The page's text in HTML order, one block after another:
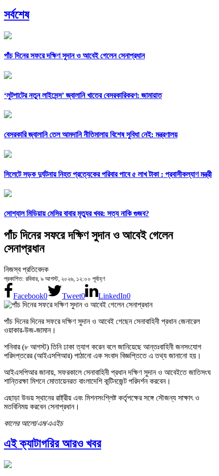
সর্বশেষ
পাঁচ দিনের সফরে দক্ষিণ সুদান ও আবেই গেলেন সেনাপ্রধান
‘লুটপাটের নতুন লাইসেন্স’ জ্বালানি খাতের বেসরকারিকরণ: জামায়াত
বেসরকারি জ্বালানি তেল আমদানি নীতিমালায় বিশেষ সুবিধা নেই: মন্ত্রণালয়
সিলেটে সড়ক দুর্ঘটনায় নিহত প্রত্যেকের পরিবার পাবে ৫ লাখ টাকা : প্রবাসীকল্যাণ মন্ত্রী
সোশ্যাল মিডিয়ায় মেসির বাবার মৃত্যুর খবর: সত্য নাকি গুজব?
পাঁচ দিনের সফরে দক্ষিণ সুদান ও আবেই গেলেন
সেনাপ্রধান
নিজস্ব প্রতিবেদক
প্রকাশিত: রবিবার, ৯ আগস্ট, ২০২৬, ১২:০০ পূর্বাহ্ণ
Facebook0 Tweet0 LinkedIn0
পাঁচ দিনের দিনের সফরে দক্ষিণ সুদান ও আবেই গেছেন সেনাবাহিনী প্রধান জেনারেল
ওয়াকার-উজ-জামান।
শনিবার (৮ আগস্ট) তিনি ঢাকা ত্যাগ করেন বলে জানিয়েছে আন্তঃবাহিনী জনসংযোগ
পরিদপ্তরের (আইএসপিআর) পাঠানো এক সংবাদ বিজ্ঞপ্তিতে এ তথ্য জানানো হয়।
আইএসপিআর জানায়, সফরকালে সেনাবাহিনী প্রধান দক্ষিণ সুদান ও আবেইতে জাতিসংঘ
শান্তিরক্ষা মিশনে মোতায়েনরত বাংলাদেশি কন্টিনজেন্ট পরিদর্শন করবেন।
এছাড়া উভয় স্থানের রাষ্ট্রীয় এবং মিশনসংশ্লিষ্ট কর্তৃপক্ষের সঙ্গে সৌজন্য সাক্ষাৎ ও
মতবিনিময় করবেন সেনাপ্রধান।
কালের আলো/এম/এএইচ
এই ক্যাটাগরির আরও খবর